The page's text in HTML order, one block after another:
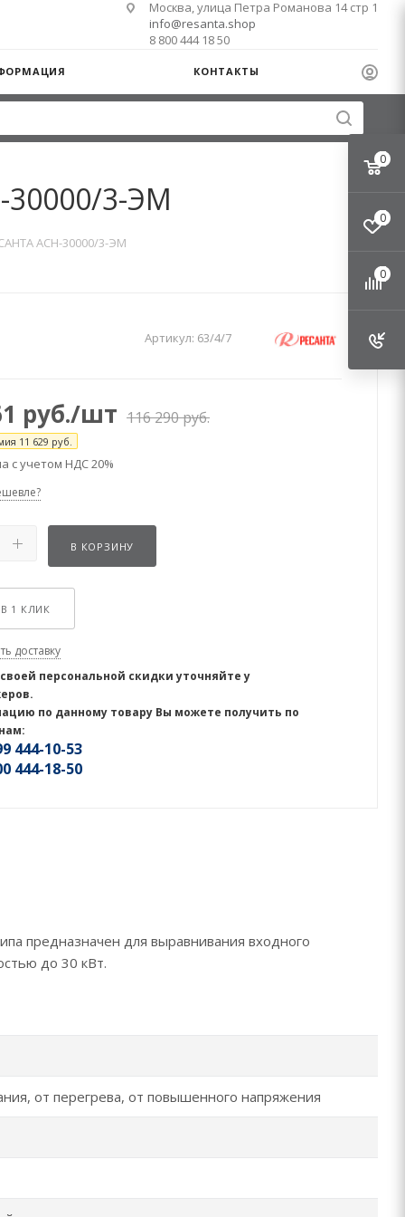
Москва, улица Петра Романова 14 стр 1
info@resanta.shop
8 800 444 18 50
КОНТАКТЫ
30000/3-ЭМ
АСН-30000/3-ЭМ
Артикул: 63/4/7
руб./шт 116 290руб.
11 629 руб.
с учетом НДС 20%
В КОРЗИНУ
1 КЛИК
доставку
персональной скидки уточняйте у
по данному товару Вы можете получить по
444-10-53
444-18-50
предназначен для выравнивания входного
до 30 кВт.
от перегрева, от повышенного напряжения
0
0
0